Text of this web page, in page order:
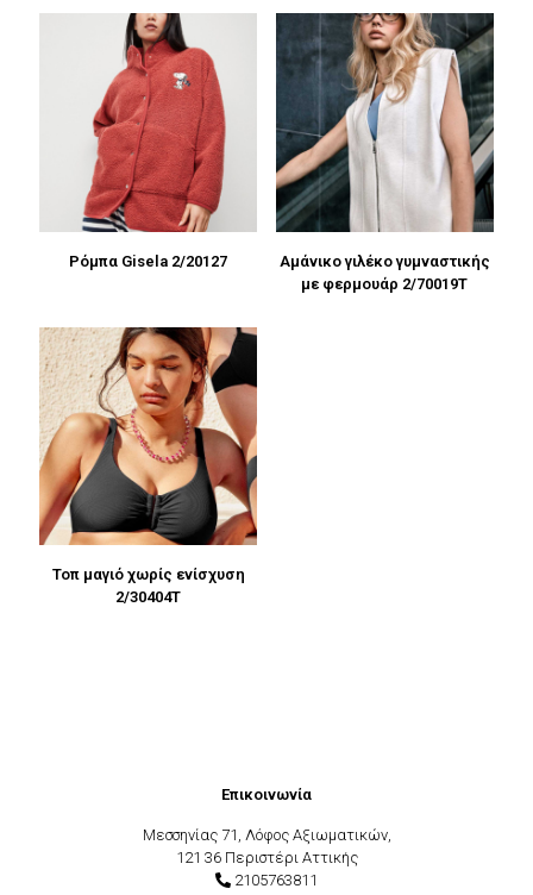
Ρόμπα Gisela 2/20127
Αμάνικο γιλέκο γυμναστικής
με φερμουάρ 2/70019T
Τοπ μαγιό χωρίς ενίσχυση
2/30404T
Επικοινωνία
Μεσσηνίας 71, Λόφος Αξιωματικών,
121 36 Περιστέρι Αττικής
2105763811